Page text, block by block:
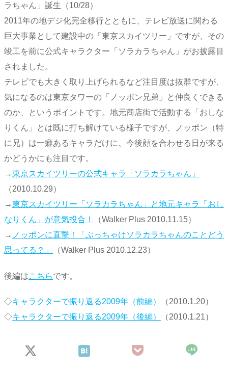
ラちゃん」誕生（10/28）
2011年の地デジ化完全移行とともに、テレビ放送に関わる
巨大事業として建設中の「東京スカイツリー」ですが、その
竣工を前に公式キャラクター「ソラカラちゃん」がお披露目
されました。
テレビでも大きく取り上げられるなど注目度は抜群ですが、
気になるのは東京タワーの「ノッポン兄弟」と仲良くできる
のか、というポイントです。地元商店街で活動する「おしな
りくん」とは既に打ち解けている様子ですが、ノッポン（特
に兄）は一癖あるキャラだけに、今後顔を合わせる日が来る
かどうかにも注目です。
→東京スカイツリーの公式キャラ「ソラカラちゃん」
（2010.10.29）
→東京スカイツリー「ソラカラちゃん」と地元キャラ「おし
なりくん」が意気投合！
（Walker Plus 2010.11.15）
→ ノッポンに直撃！「ぶっちゃけソラカラちゃんのことどう
思ってる？」
（Walker Plus 2010.12.23）
後編はこちらです。
◇キャラクターで振り返る2009年（前編）
（2010.1.20）
◇キャラクターで振り返る2009年（後編） （2010.1.21）